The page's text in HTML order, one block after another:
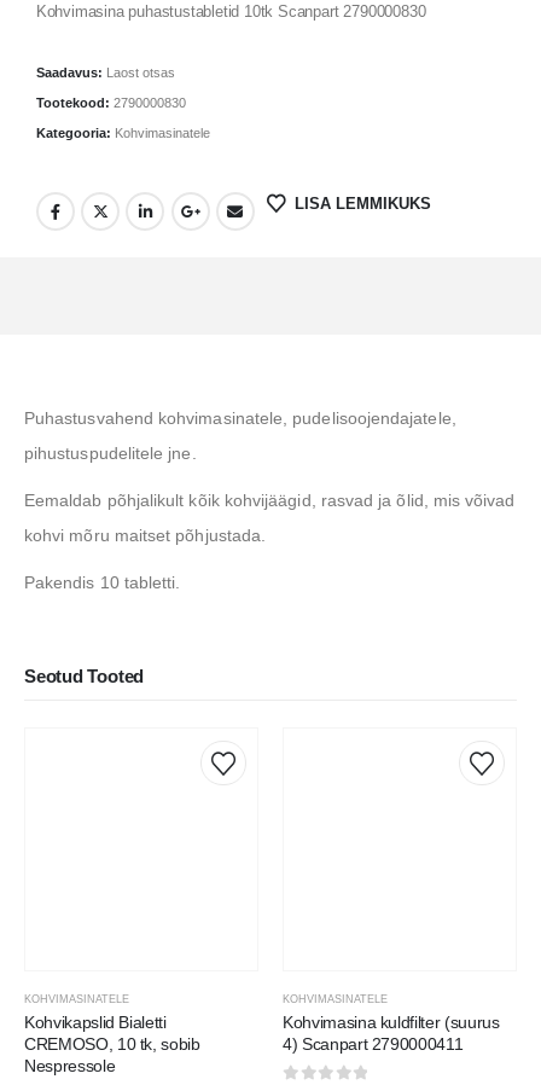
Kohvimasina puhastustabletid 10tk Scanpart 2790000830
Saadavus: Laost otsas
Tootekood: 2790000830
Kategooria: Kohvimasinatele
LISA LEMMIKUKS
Puhastusvahend kohvimasinatele, pudelisoojendajatele,
pihustuspudelitele jne.
Eemaldab põhjalikult kõik kohvijäägid, rasvad ja õlid, mis võivad
kohvi mõru maitset põhjustada.
Pakendis 10 tabletti.
Seotud Tooted
KOHVIMASINATELE
Kohvikapslid Bialetti
CREMOSO, 10 tk, sobib
Nespressole
KOHVIMASINATELE
Kohvimasina kuldfilter (suurus
4) Scanpart 2790000411